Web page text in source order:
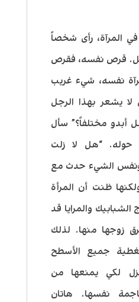
المرآة، رأى شخصاً
قرص نفسه، فقرص
نفسه، شيء غريب
لا يشعر بهذا الرجل
أبدو مختلفاً؟” سأل
حوله. “هل لا زلت
الشيء حدث مع
ظنت أن المرأة
والمرايا قد
زوجها منها. لذلك
جميع الأسطح
لكي يمنعها من
نفسها. هاتان